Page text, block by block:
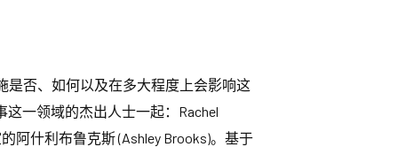
是否、如何以及在多大程度上会影响这
一领域的杰出人士一起：Rachel
阿什利布鲁克斯 (Ashley Brooks)。基于